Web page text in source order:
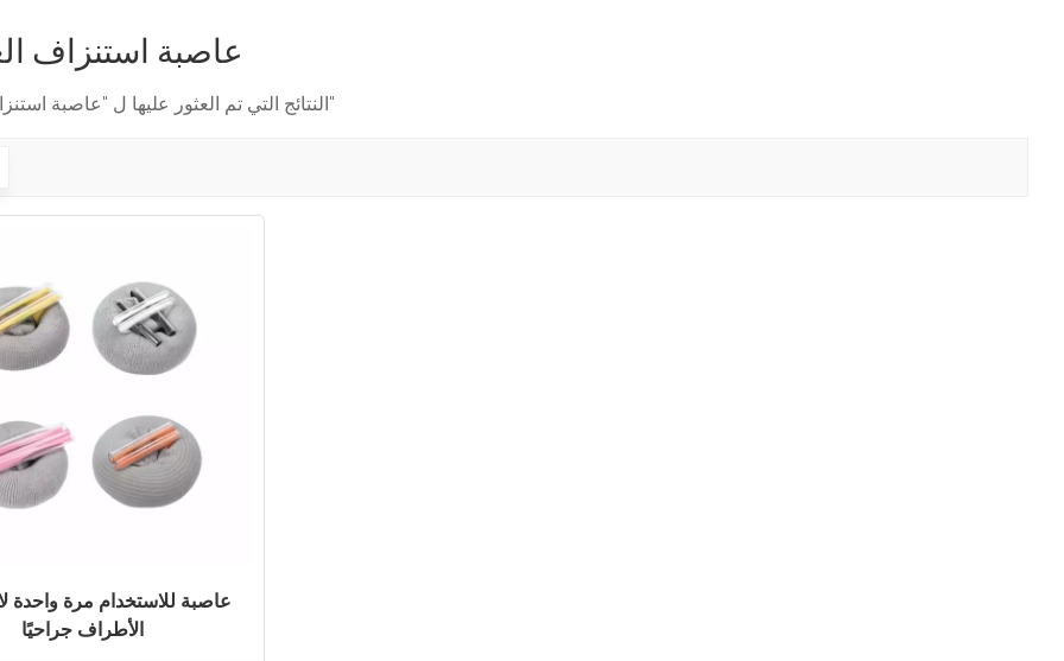
عاصبة استنزاف
1 النتائج التي تم العثور عليها ل "عاصبة استنزاف العقيمة"
عاصبة للاستخدام مرة واحدة
الأطراف جراحيًا